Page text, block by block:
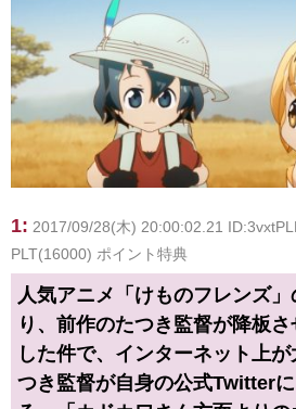
1: 2017/09/28(木) 20:00:02.21
PLT(16000) ポイント特典
人気アニメ「けものフレンズ
り、前作のたつき監督が降板
した件で、インターネット上
つき監督が自身の公式Twitter